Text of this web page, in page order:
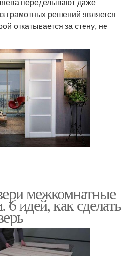
грамотных решений является
откатывается за стену, не
межкомнатные
идей, как сделать